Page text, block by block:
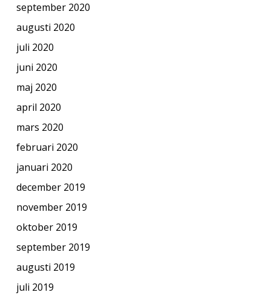
september 2020
augusti 2020
juli 2020
juni 2020
maj 2020
april 2020
mars 2020
februari 2020
januari 2020
december 2019
november 2019
oktober 2019
september 2019
augusti 2019
juli 2019